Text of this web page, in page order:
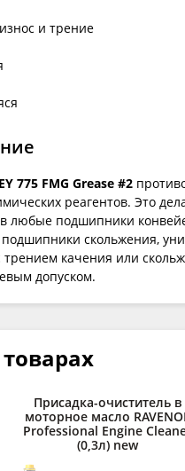
и трение
775 FMG Grease #2
реагентов. Это
в любые подшипники
скольжения,
трением качения или
допуском.
Присадка-очиститель в
моторное масло
Professional Engine
(0,3л) new